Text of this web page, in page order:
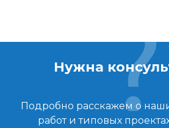
Нужна
Подробно расскажем о
работ и типовых